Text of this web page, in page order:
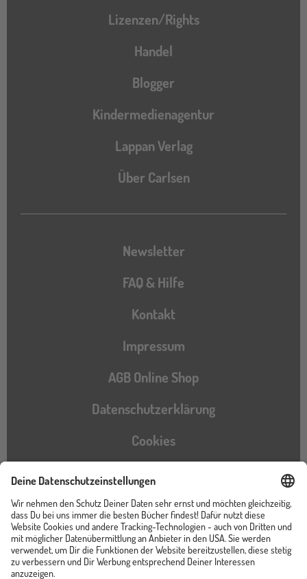
Lizenzen/Rights
Handel
Blogger
Kindermedienagentur
Lappan Verlag
Über Carlsen
Newsletter
FAQ & Hilfe
Kontakt
Impressum
AGB Online Shop
Datenschutzerklärung
Cookies
Barrierefreiheitserklärung
Instagram
TikTokPinterestYouTubeFacebook